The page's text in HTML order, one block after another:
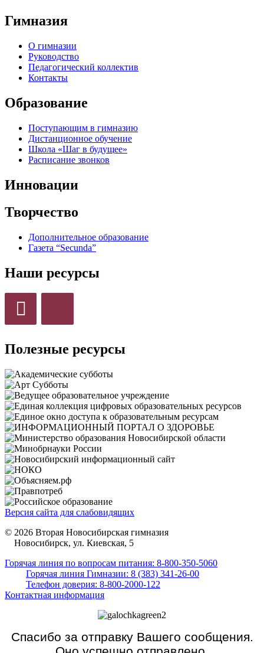
Гимназия
О гимназии
Руководство
Педагогический коллектив
Контакты
Образование
Поступающим в гимназию
Дистанционное обучение
Школа «Шаг в будущее»
Расписание звонков
Инновации
Творчество
Дополнительное образование
Газета “Secunda”
Наши ресурсы
Полезные ресурсы
Версия сайта для слабовидящих
© 2026 Вторая Новосибирская гимназия
Новосибирск, ул. Киевская, 5
Горячая линия по вопросам питания: 8-800-350-5060
Горячая линия Гимназии: 8 (383) 341-26-00
Телефон доверия: 8-800-2000-122
Контактная информация
Спасибо за отправку Вашего сообщения.